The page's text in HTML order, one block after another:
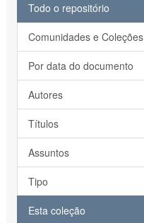
Todo o repositório
Comunidades e Coleções
Por data do documento
Autores
Títulos
Assuntos
Tipo
Esta coleção